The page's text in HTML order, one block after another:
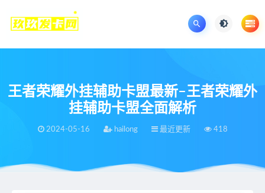
王者荣耀外挂辅助卡盟最新–王者荣耀外
挂辅助卡盟全面解析
2024-05-16 hailong 最近更新 418
当前位置： 最近更新 > 王者荣耀外挂辅助卡盟最新–王者荣耀外挂辅助卡盟全面解析